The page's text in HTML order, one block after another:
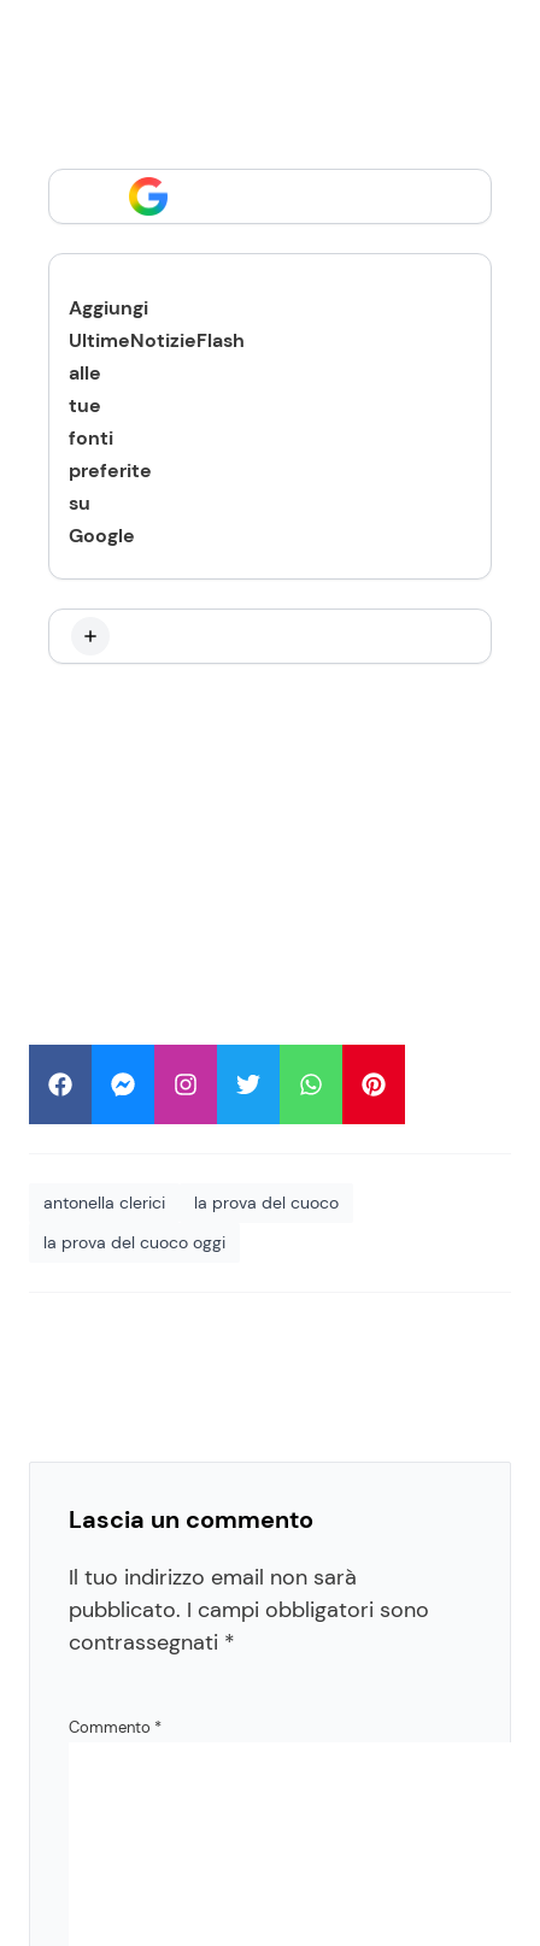
Aggiungi
UltimeNotizieFlash
alle
tue
fonti
preferite
su
Google
antonella clerici
la prova del cuoco
la prova del cuoco oggi
Lascia un commento
Il tuo indirizzo email non sarà
pubblicato. I campi obbligatori sono
contrassegnati *
Commento *